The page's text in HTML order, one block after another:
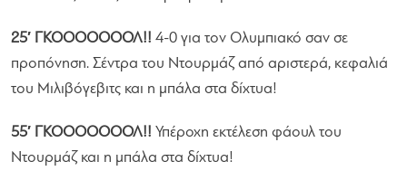
25′ ΓΚΟΟΟΟΟΟΟΛ!! 4-0 για τον Ολυμπιακό σαν σε
προπόνηση. Σέντρα του Ντουρμάζ από αριστερά, κεφαλιά
του Μιλιβόγεβιτς και η μπάλα στα δίχτυα!
55′ ΓΚΟΟΟΟΟΟΟΛ!! Υπέροχη εκτέλεση φάουλ του
Ντουρμάζ και η μπάλα στα δίχτυα!